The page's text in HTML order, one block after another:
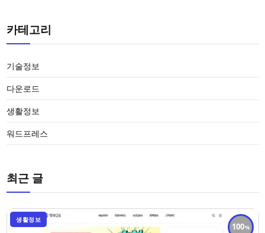
카테고리
기술정보
다운로드
생활정보
워드프레스
최근 글
100
생활정보